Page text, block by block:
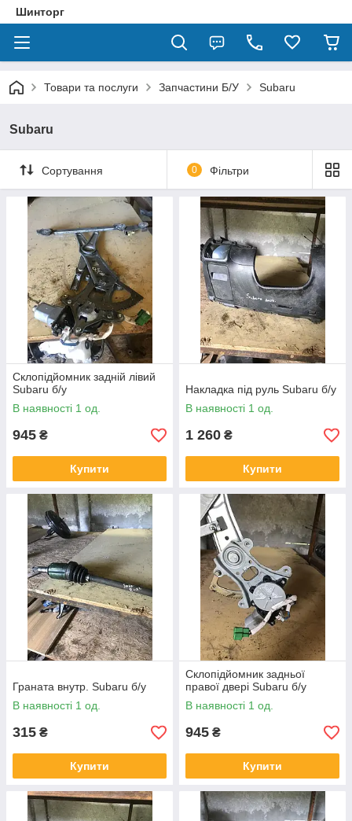
Шинторг
Товари та послуги Запчастини Б/У Subaru
Subaru
Сортування 0 Фільтри
Склопідйомник задній лівий
Subaru б/у
В наявності 1 од.
945 ₴
Купити
Накладка під руль Subaru б/у
В наявності 1 од.
1 260 ₴
Купити
Граната внутр. Subaru б/у
В наявності 1 од.
315 ₴
Купити
Склопідйомник задньої
правої двері Subaru б/у
В наявності 1 од.
945 ₴
Купити